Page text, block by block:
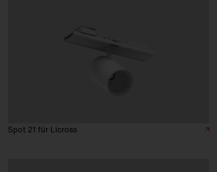
Spot 21 für Licross